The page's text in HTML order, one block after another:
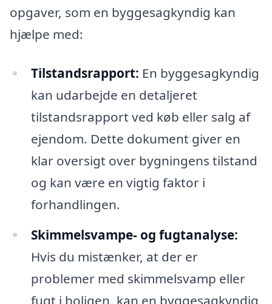
opgaver, som en byggesagkyndig kan
hjælpe med:
Tilstandsrapport: En byggesagkyndig
kan udarbejde en detaljeret
tilstandsrapport ved køb eller salg af
ejendom. Dette dokument giver en
klar oversigt over bygningens tilstand
og kan være en vigtig faktor i
forhandlingen.
Skimmelsvampe- og fugtanalyse:
Hvis du mistænker, at der er
problemer med skimmelsvamp eller
fugt i boligen, kan en byggesagkyndig